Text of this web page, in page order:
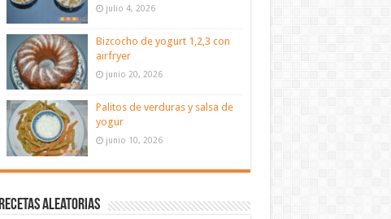
julio 4, 2026
Bizcocho de yogurt 1,2,3 con
airfryer
junio 20, 2026
Palitos de verduras y salsa de
yogur
junio 10, 2026
Recetas aleatorias